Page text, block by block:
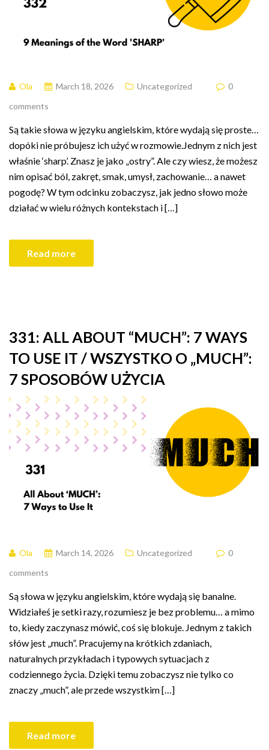
Ola March 18, 2026 Uncategorized
0
comments
Są takie słowa w języku angielskim, które wydają się proste…
dopóki nie próbujesz ich użyć w rozmowie.Jednym z nich jest
właśnie ‘sharp’. Znasz je jako „ostry”. Ale czy wiesz, że możesz
nim opisać ból, zakręt, smak, umysł, zachowanie… a nawet
pogodę? W tym odcinku zobaczysz, jak jedno słowo może
działać w wielu różnych kontekstach i […]
Read more
331: ALL ABOUT “MUCH”: 7 WAYS
TO USE IT / WSZYSTKO O „MUCH”:
7 SPOSOBÓW UŻYCIA
Ola March 14, 2026 Uncategorized
0
comments
Są słowa w języku angielskim, które wydają się banalne.
Widziałeś je setki razy, rozumiesz je bez problemu… a mimo
to, kiedy zaczynasz mówić, coś się blokuje. Jednym z takich
słów jest „much”. Pracujemy na krótkich zdaniach,
naturalnych przykładach i typowych sytuacjach z
codziennego życia. Dzięki temu zobaczysz nie tylko co
znaczy „much”, ale przede wszystkim […]
Read more